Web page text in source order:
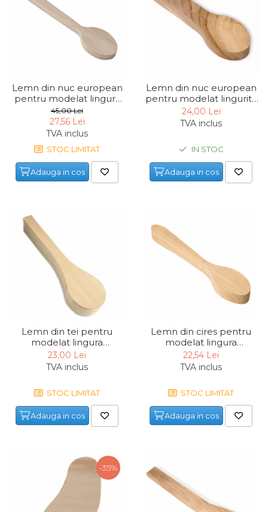
Lemn din nuc european
pentru modelat lingura
BeaverCraft B10 Walnut,
400 mm
45,00 Lei
27,56 Lei
TVA inclus
STOC LIMITAT
Adauga in cos
Lemn din nuc european
pentru modelat lingurita
BeaverCraft B7 Walnut,
165 mm
24,00 Lei
TVA inclus
IN STOC
Adauga in cos
Lemn din tei pentru
modelat lingura
BeaverCraft B1, 260 mm
23,00 Lei
TVA inclus
STOC LIMITAT
Adauga in cos
Lemn din cires pentru
modelat lingura
BeaverCraft B9 Cherry,
290 mm
22,54 Lei
TVA inclus
STOC LIMITAT
Adauga in cos
-35%